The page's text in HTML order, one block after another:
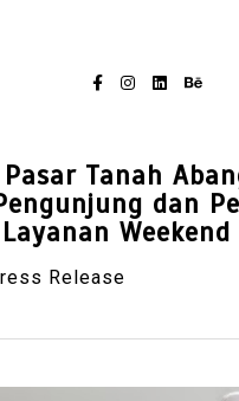
Pasar Tanah
dan
Release